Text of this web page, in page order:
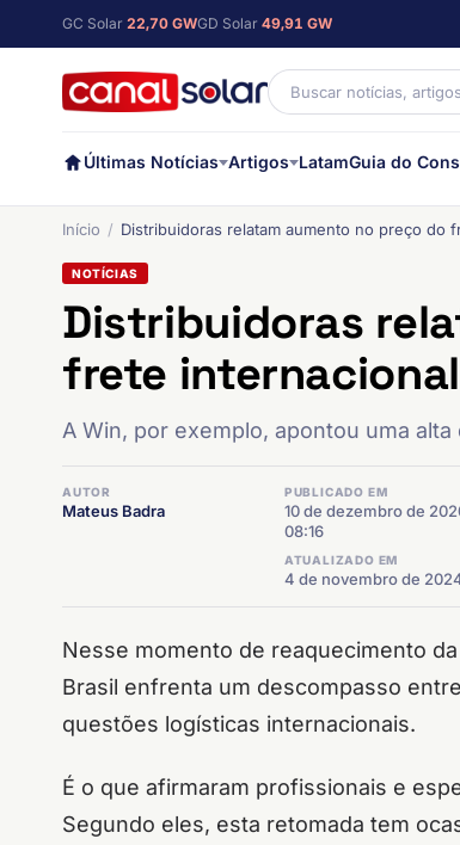
GC Solar 22,70 GWGD Solar 49,91 GW
Últimas Notícias Artigos LatamGuia do
Início Distribuidoras relatam aumento no preço do
NOTÍCIAS
Distribuidoras
frete internacional
A Win, por exemplo, apontou uma
AUTOR
Mateus Badra
PUBLICADO EM
10 de dezembro de
08:16
ATUALIZADO EM
4 de novembro de
Nesse momento de reaquecimento
Brasil enfrenta um descompasso
questões logísticas internacionais.
É o que afirmaram profissionais e
Segundo eles, esta retomada tem